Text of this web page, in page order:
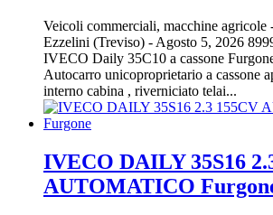
Veicoli commerciali, macchine agricole
Ezzelini (Treviso) - Agosto 5, 2026
IVECO Daily 35C10 a cassone
Autocarro unicoproprietario a cassone
interno cabina , riverniciato telai...
IVECO DAILY 35S16
AUTOMATICO